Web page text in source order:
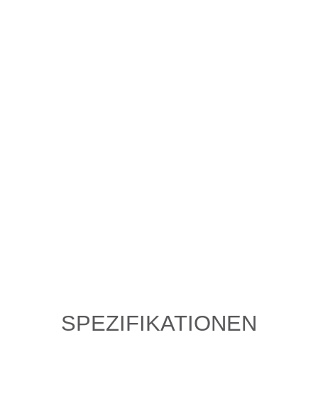
SPEZIFIKATIONEN